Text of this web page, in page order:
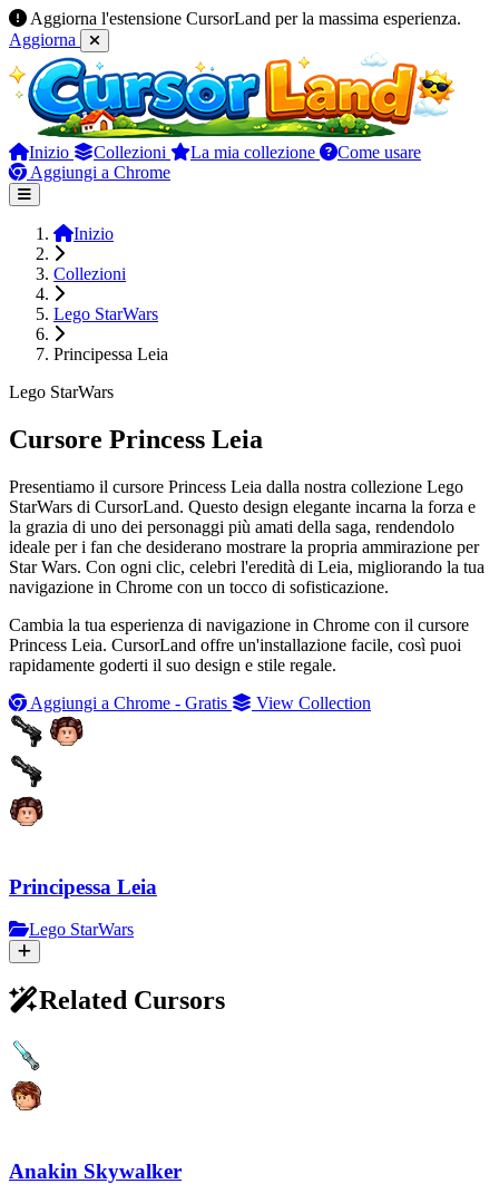
Aggiorna l'estensione CursorLand per la massima esperienza.
Aggiorna
Inizio Collezioni La mia collezione
Come usare
Aggiungi a Chrome
Inizio
Collezioni
Lego StarWars
Principessa Leia
Lego StarWars
Cursore Princess Leia
Presentiamo il cursore Princess Leia dalla nostra collezione Lego
StarWars di CursorLand. Questo design elegante incarna la forza e
la grazia di uno dei personaggi più amati della saga, rendendolo
ideale per i fan che desiderano mostrare la propria ammirazione per
Star Wars. Con ogni clic, celebri l'eredità di Leia, migliorando la tua
navigazione in Chrome con un tocco di sofisticazione.
Cambia la tua esperienza di navigazione in Chrome con il cursore
Princess Leia. CursorLand offre un'installazione facile, così puoi
rapidamente goderti il suo design e stile regale.
Aggiungi a Chrome - Gratis
View Collection
Principessa Leia
Lego StarWars
Related Cursors
Anakin Skywalker